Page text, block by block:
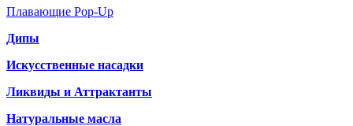
Плавающие Pop-Up
Дипы
Искусственные насадки
Ликвиды и Аттрактанты
Натуральные масла